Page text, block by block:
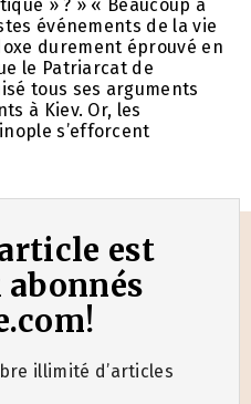
» ? » « Beaucoup a
événements de la vie
durement éprouvé en
le Patriarcat de
tous ses arguments
à Kiev. Or, les
s’efforcent
est
abonnés
illimité d’articles